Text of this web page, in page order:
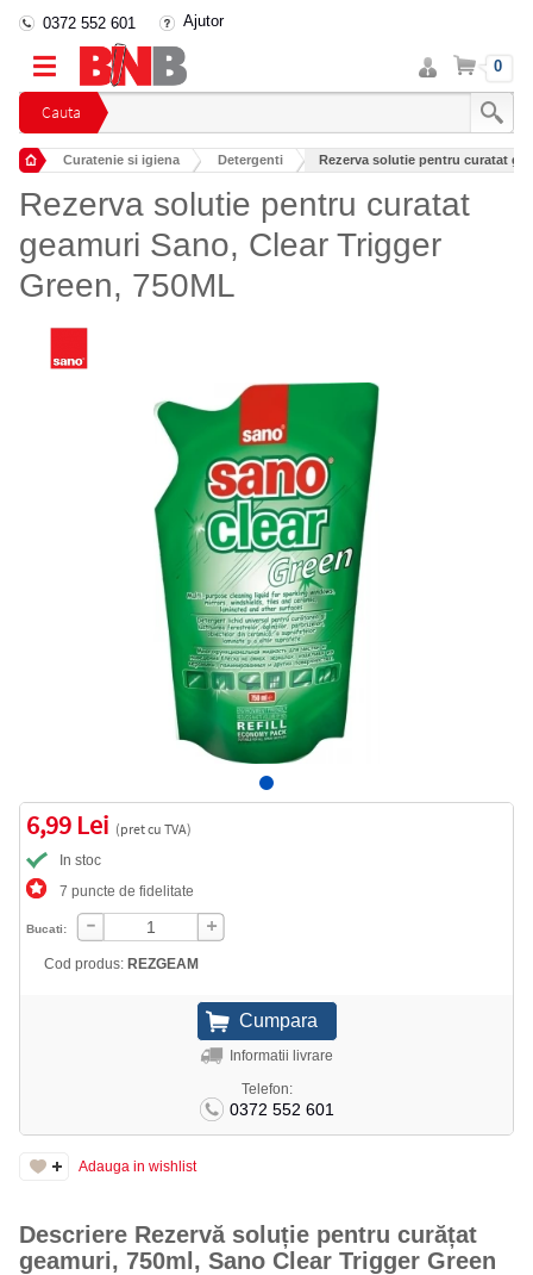
Cauta
0372 552 601 Ajutor
Intra
in
cont
Cos 0
Curatenie si igiena
Detergenti
Rezerva solutie pentru curatat
Rezerva solutie pentru curatat
geamuri Sano, Clear Trigger
Green, 750ML
6,99 Lei (pret cu TVA)
In stoc
7 puncte de fidelitate
Bucati:
Cod produs: REZGEAM
Informatii livrare
Telefon:
0372 552 601
Adauga in wishlist
Descriere Rezervă soluție pentru curățat
geamuri, 750ml, Sano Clear Trigger Green